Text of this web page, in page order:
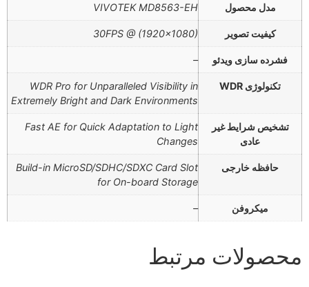
مدل محصول VIVOTEK MD8563-EH
کیفیت تصویر 30FPS @ (1920×1080)
فشرده سازی ویدئو –
تکنولوژی WDR
WDR Pro for Unparalleled Visibility in
Extremely Bright and Dark Environments
تشخیص شرایط غیر
عادی
Fast AE for Quick Adaptation to Light
Changes
حافظه خارجی
Build-in MicroSD/SDHC/SDXC Card Slot
for On-board Storage
میکروفن –
محصولات مرتبط